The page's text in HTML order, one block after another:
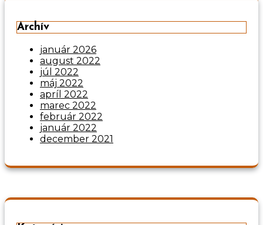
Archív
január 2026
august 2022
júl 2022
máj 2022
apríl 2022
marec 2022
február 2022
január 2022
december 2021